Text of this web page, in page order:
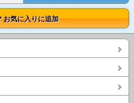
お気に入りに追加